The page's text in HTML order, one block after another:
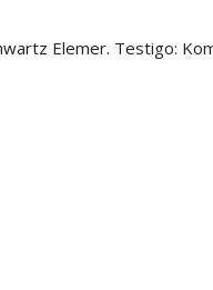
Elemer. Testigo: